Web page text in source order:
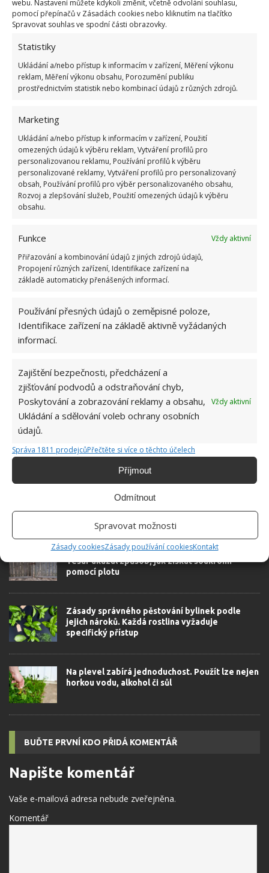
webu. Nastavení můžete kdykoli změnit, včetně odvolání souhlasu,
pomocí přepínačů v Zásadách cookies nebo kliknutím na tlačítko
Spravovat souhlas ve spodní části obrazovky.
Statistiky
Ukládání a/nebo přístup k informacím v zařízení, Měření výkonu
reklam, Měření výkonu obsahu, Porozumění publiku
prostřednictvím statistik nebo kombinací údajů z různých zdrojů.
Marketing
Ukládání a/nebo přístup k informacím v zařízení, Použití
omezených údajů k výběru reklam, Vytváření profilů pro
personalizovanou reklamu, Používání profilů k výběru
personalizované reklamy, Vytváření profilů pro personalizovaný
obsah, Používání profilů pro výběr personalizovaného obsahu,
Rozvoj a zlepšování služeb, Použití omezených údajů k výběru
obsahu.
Funkce
Vždy aktivní
Přiřazování a kombinování údajů z jiných zdrojů údajů,
Propojení různých zařízení, Identifikace zařízení na
základě automaticky přenášených informací.
Používání přesných údajů o zeměpisné poloze,
Identifikace zařízení na základě aktivně vyžádaných
informací.
Zajištění bezpečnosti, předcházení a
zjišťování podvodů a odstraňování chyb,
Poskytování a zobrazování reklamy a obsahu,
Ukládání a sdělování voleb ochrany osobních
údajů.
Vždy aktivní
Správa 1811 prodejcůPřečtěte si více o těchto účelech
Příjmout
Odmítnout
Spravovat možnosti
Zásady cookiesZásady používání cookiesKontakt
OKURKY VYVAZOVÁNÍ
ZAHRADA
KOMENTOVAT
Jiří Kolář
Absolvent České zemědělské
univerzity, který je již od malička
velkým kutilem. V podstatě vše, co je
možné najít v j...
SOUVISEJÍCÍ ČLÁNKY
Inovativní opatření proti zvědavým sousedům:
Tesař ukázal způsob, jak získat soukromí
pomocí plotu
Zásady správného pěstování bylinek podle
jejich nároků. Každá rostlina vyžaduje
specifický přístup
Na plevel zabírá jednoduchost. Použít lze nejen
horkou vodu, alkohol či sůl
BUĎTE PRVNÍ KDO PŘIDÁ KOMENTÁŘ
Napište komentář
Vaše e-mailová adresa nebude zveřejněna.
Komentář